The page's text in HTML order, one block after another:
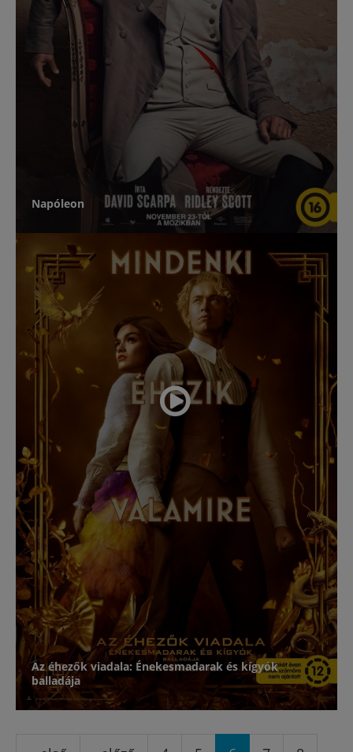
Napóleon
Az éhezők viadala: Énekesmadarak és kígyók
balladája